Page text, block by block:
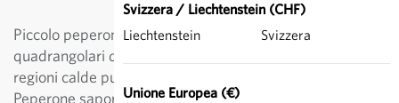
Svizzera / Liechtenstein (CHF)
Liechtenstein
Svizzera
Unione Europea (€)
Piccolo peperone precoce e produttivo. I frutti lucenti e
quadrangolari diventano gialli a maturazione. Nelle
regioni calde può anche essere coltivato in pieno campo.
Peperone saporito adatto per gli spuntini. Varietà dalla